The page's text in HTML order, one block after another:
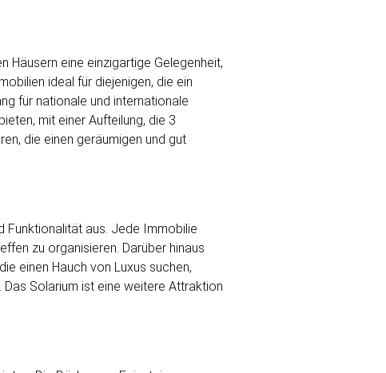
Häusern eine einzigartige Gelegenheit,
ideal für diejenigen, die ein
für nationale und internationale
mit einer Aufteilung, die 3
die einen geräumigen und gut
Funktionalität aus. Jede Immobilie
zu organisieren. Darüber hinaus
einen Hauch von Luxus suchen,
Solarium ist eine weitere Attraktion